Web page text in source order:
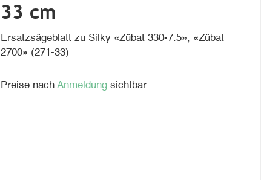
33 cm
Ersatzsägeblatt zu Silky «Zübat 330-7.5», «Zübat
2700» (271-33)
Preise nachAnmeldungsichtbar